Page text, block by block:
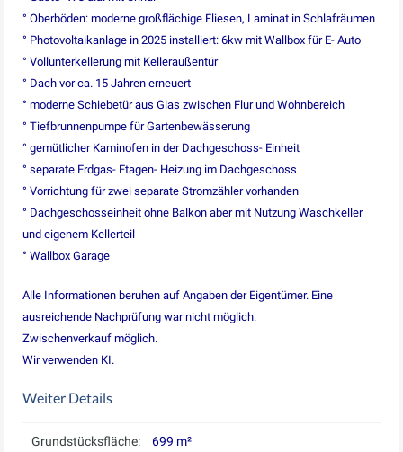
° Oberböden: moderne großflächige Fliesen, Laminat in Schlafräumen
° Photovoltaikanlage in 2025 installiert: 6kw mit Wallbox für E- Auto
° Vollunterkellerung mit Kelleraußentür
° Dach vor ca. 15 Jahren erneuert
° moderne Schiebetür aus Glas zwischen Flur und Wohnbereich
° Tiefbrunnenpumpe für Gartenbewässerung
° gemütlicher Kaminofen in der Dachgeschoss- Einheit
° separate Erdgas- Etagen- Heizung im Dachgeschoss
° Vorrichtung für zwei separate Stromzähler vorhanden
° Dachgeschosseinheit ohne Balkon aber mit Nutzung Waschkeller
und eigenem Kellerteil
° Wallbox Garage
Alle Informationen beruhen auf Angaben der Eigentümer. Eine
ausreichende Nachprüfung war nicht möglich.
Zwischenverkauf möglich.
Wir verwenden KI.
Weiter Details
Grundstücksfläche: 699 m²